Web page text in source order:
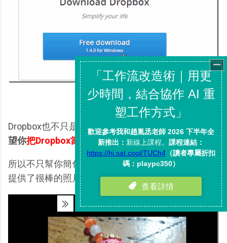
Dropbox也不只是提供照片自動匯入功能，
它真的希
望你把Dropbox當做重要照片儲存中心 。
所以不只幫你簡化了匯入相片的流程，而且網頁端也
提供了很棒的照片瀏覽工具。